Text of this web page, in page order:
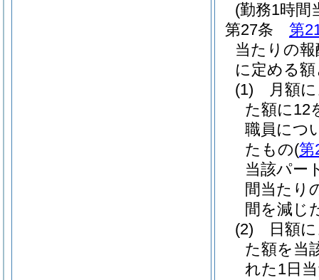
(勤務1時間
第27条
第
当たりの
に定める
(1)
月額
た額に12
職員につ
たもの(第
当該パー
間当たり
間を減じ
(2)
日額
た額を当
れた1日